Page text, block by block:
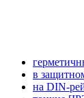
в
на DIN-